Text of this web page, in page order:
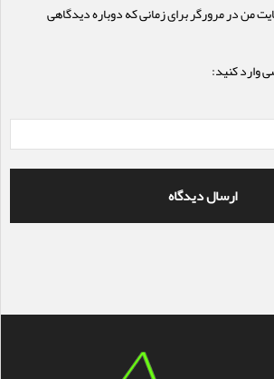
من در مرورگر برای زمانی که دوباره دیدگاهی
وارد کنید: